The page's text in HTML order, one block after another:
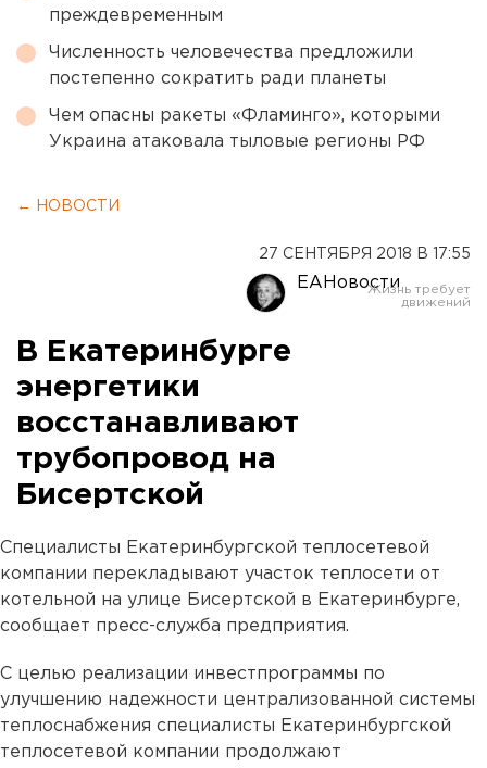
преждевременным
Численность человечества предложили
постепенно сократить ради планеты
Чем опасны ракеты «Фламинго», которыми
Украина атаковала тыловые регионы РФ
← НОВОСТИ
27 СЕНТЯБРЯ 2018 В 17:55
ЕАНовости
В Екатеринбурге
энергетики
восстанавливают
трубопровод на
Бисертской
Специалисты Екатеринбургской теплосетевой
компании перекладывают участок теплосети от
котельной на улице Бисертской в Екатеринбурге,
сообщает пресс-служба предприятия.
С целью реализации инвестпрограммы по
улучшению надежности централизованной системы
теплоснабжения специалисты Екатеринбургской
теплосетевой компании продолжают